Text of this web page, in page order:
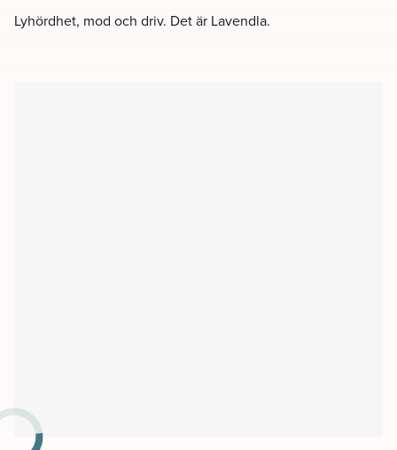
Lyhördhet, mod och driv. Det är Lavendla.